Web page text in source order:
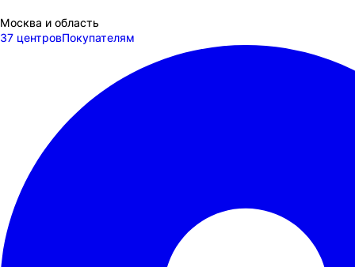
Москва и область
37 центровПокупателям